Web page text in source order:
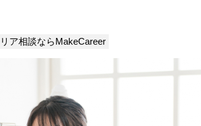
ア相談ならMakeCareer